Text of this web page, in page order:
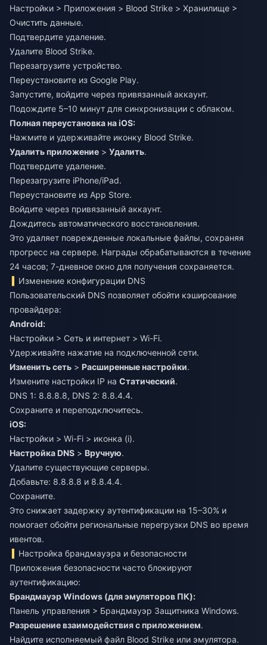
Настройки > Приложения > Blood Strike > Хранилище >
Очистить данные.
Подтвердите удаление.
Удалите Blood Strike.
Перезагрузите устройство.
Переустановите из Google Play.
Запустите, войдите через привязанный аккаунт.
Подождите 5–10 минут для синхронизации с облаком.
Полная переустановка на iOS:
Нажмите и удерживайте иконку Blood Strike.
Удалить приложение > Удалить.
Подтвердите удаление.
Перезагрузите iPhone/iPad.
Переустановите из App Store.
Войдите через привязанный аккаунт.
Дождитесь автоматического восстановления.
Это удаляет поврежденные локальные файлы, сохраняя
прогресс на сервере. Награды обрабатываются в течение
24 часов; 7-дневное окно для получения сохраняется.
Изменение конфигурации DNS
Пользовательский DNS позволяет обойти кэширование
провайдера:
Android:
Настройки > Сеть и интернет > Wi-Fi.
Удерживайте нажатие на подключенной сети.
Изменить сеть > Расширенные настройки.
Измените настройки IP на Статический.
DNS 1: 8.8.8.8, DNS 2: 8.8.4.4.
Сохраните и переподключитесь.
iOS:
Настройки > Wi-Fi > иконка (i).
Настройка DNS > Вручную.
Удалите существующие серверы.
Добавьте: 8.8.8.8 и 8.8.4.4.
Сохраните.
Это снижает задержку аутентификации на 15–30% и
помогает обойти региональные перегрузки DNS во время
ивентов.
Настройка брандмауэра и безопасности
Приложения безопасности часто блокируют
аутентификацию:
Брандмауэр Windows (для эмуляторов ПК):
Панель управления > Брандмауэр Защитника Windows.
Разрешение взаимодействия с приложением.
Найдите исполняемый файл Blood Strike или эмулятора.